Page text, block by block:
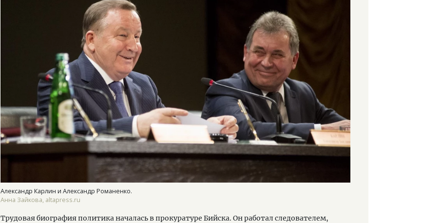
Александр Карлин и Александр Романенко.
Анна Зайкова, altapress.ru
Трудовая биография политика началась в прокуратуре Бийска. Он работал следователем,